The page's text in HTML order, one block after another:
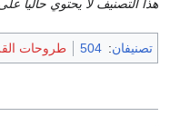
هذا التصنيف لا يحتوي حالياً
تصنيفان:
504 طروحات